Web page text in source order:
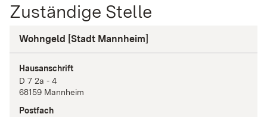
Zuständige Stelle
Wohngeld [Stadt Mannheim]
Hausanschrift
D 7 2a - 4
68159 Mannheim
Postfach